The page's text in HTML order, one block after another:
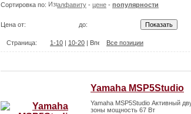
Сортировка по: алфавиту - цене - популярности
Цена от: до:
Страница: 1-10 10-20 Все позиции
Yamaha MSP5Studio
Yamaha MSP5Studio Активный
зоны мощность 67 Вт